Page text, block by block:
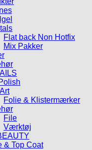
Flat back Non Hotfix
Mix Pakker
Folie & Klistermærker
File
Værktøj
& Top Coat